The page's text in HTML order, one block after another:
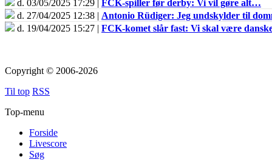
d. 03/05/2025 17:29 | FCK-spiller før derby: Vi vil gøre alt…
d. 27/04/2025 12:38 | Antonio Rüdiger: Jeg undskylder til
d. 19/04/2025 15:27 | FCK-komet slår fast: Vi skal være
Copyright © 2006-2026
Til top RSS
Top-menu
Forside
Livescore
Søg